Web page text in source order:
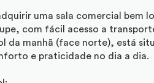
uma sala comercial bem
com fácil acesso a
da manhã (face norte), está
e praticidade no dia a dia.